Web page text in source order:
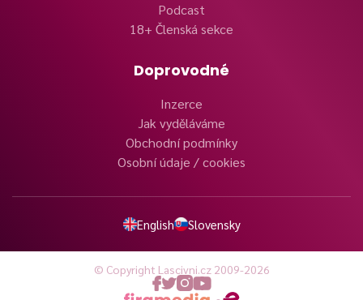
Podcast
18+ Členská sekce
Doprovodné
Inzerce
Jak vyděláváme
Obchodní podmínky
Osobní údaje / cookies
English Slovensky
© Copyright Lascivni.cz 2009-2026